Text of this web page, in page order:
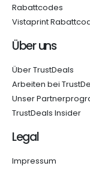
Rabattcodes
Vistaprint
Über uns
Über TrustDeals
Arbeiten bei
Unser
TrustDeals Insider
Legal
Impressum